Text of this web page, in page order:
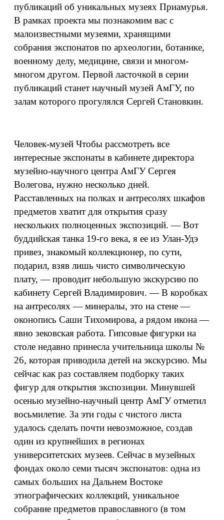
публикаций об уникальных музеях Приамурья.
В рамках проекта мы познакомим вас с
малоизвестными музеями, хранящими
собрания экспонатов по археологии, ботанике,
военному делу, медицине, связи и многом-
многом другом. Первой ласточкой в серии
публикаций станет научный музей АмГУ, по
залам которого прогулялся Сергей Становкин.
Человек-музей Чтобы рассмотреть все
интересные экспонаты в кабинете директора
музейно-научного центра АмГУ Сергея
Волегова, нужно несколько дней.
Расставленных на полках и антресолях шкафов
предметов хватит для открытия сразу
нескольких полноценных экспозиций. — Вот
буддийская танка 19-го века, я ее из Улан-Удэ
привез, знакомый коллекционер, по сути,
подарил, взяв лишь чисто символическую
плату, — проводит небольшую экскурсию по
кабинету Сергей Владимирович. — В коробках
на антресолях — минералы, это на стене —
оконопись Саши Тихомирова, а рядом икона —
явно зековская работа. Гипсовые фигурки на
столе недавно принесла учительница школы №
26, которая приводила детей на экскурсию. Мы
сейчас как раз составляем подборку таких
фигур для открытия экспозиции. Минувшей
осенью музейно-научный центр АмГУ отметил
восьмилетие. За эти годы с чистого листа
удалось сделать почти невозможное, создав
один из крупнейших в регионах
университетских музеев. Сейчас в музейных
фондах около семи тысяч экспонатов: одна из
самых больших на Дальнем Востоке
этнографических коллекций, уникальное
собрание предметов православного (в том